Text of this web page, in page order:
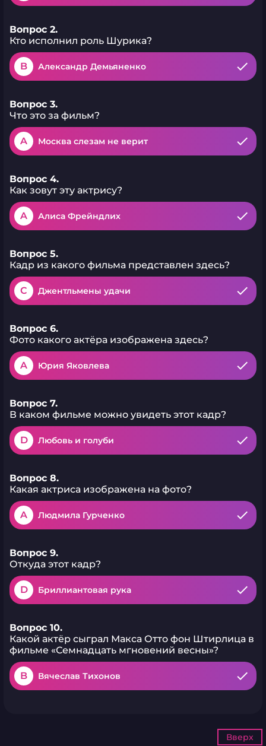
Вопрос 2.
Кто исполнил роль Шурика?
B Александр Демьяненко
Вопрос 3.
Что это за фильм?
A Москва слезам не верит
Вопрос 4.
Как зовут эту актрису?
A Алиса Фрейндлих
Вопрос 5.
Кадр из какого фильма представлен здесь?
C Джентльмены удачи
Вопрос 6.
Фото какого актёра изображена здесь?
A Юрия Яковлева
Вопрос 7.
В каком фильме можно увидеть этот кадр?
D Любовь и голуби
Вопрос 8.
Какая актриса изображена на фото?
A Людмила Гурченко
Вопрос 9.
Откуда этот кадр?
D Бриллиантовая рука
Вопрос 10.
Какой актёр сыграл Макса Отто фон Штирлица в
фильме «Семнадцать мгновений весны»?
B Вячеслав Тихонов
Вверх